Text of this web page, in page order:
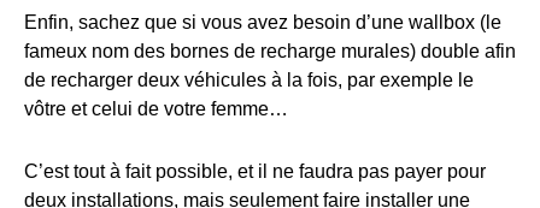
Enfin, sachez que si vous avez besoin d’une wallbox (le
fameux nom des bornes de recharge murales) double afin
de recharger deux véhicules à la fois, par exemple le
vôtre et celui de votre femme…
C’est tout à fait possible, et il ne faudra pas payer pour
deux installations, mais seulement faire installer une